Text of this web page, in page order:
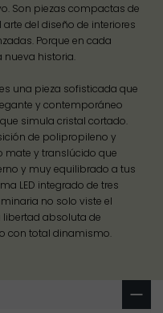
Son piezas compactas de
del diseño de interiores
Porque en cada
nueva historia.
una pieza sofisticada que
y contemporáneo
simula cristal cortado.
de polipropileno y
mate y translúcido que
y muy equilibrado a tus
LED integrado de tres
no solo viste el
libertad absoluta de
con total dinamismo.